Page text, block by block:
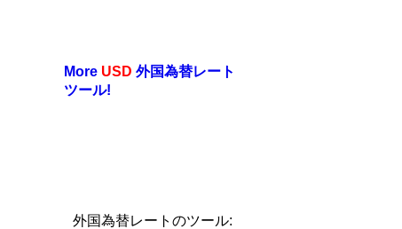
More USD 外国為替レート
ツール!
外国為替レートのツール: